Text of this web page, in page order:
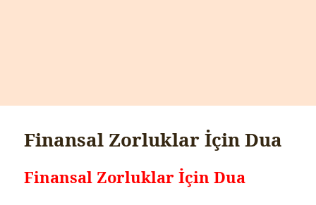
Finansal Zorluklar İçin Dua
Finansal Zorluklar İçin Dua